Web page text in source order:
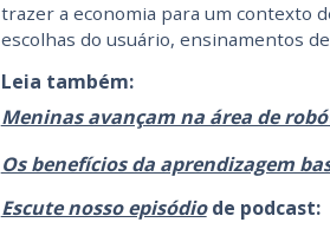
trazer a economia para um contexto
escolhas do usuário, ensinamentos
Leia também:
Meninas avançam na área de
Os benefícios da aprendizagem
Escute nosso episódiode podcast: